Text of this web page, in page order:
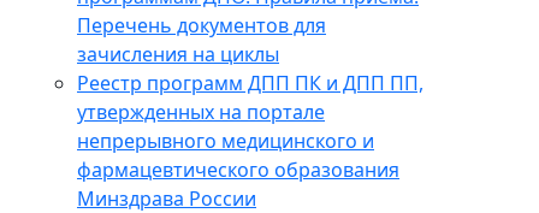
Перечень документов для
зачисления на циклы
Реестр программ ДПП ПК и ДПП ПП,
утвержденных на портале
непрерывного медицинского и
фармацевтического образования
Минздрава России